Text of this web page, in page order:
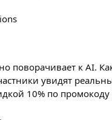
поворачивает к AI.
увидят
10% по